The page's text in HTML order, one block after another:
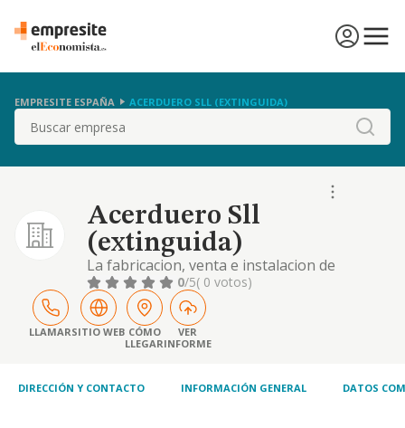
EMPRESITE ESPAÑA ACERDUERO SLL (EXTINGUIDA)
Buscar
Acerduero Sll
(extinguida)
La fabricacion, venta e instalacion de
articulos de carpinteria metalica, tales como
puertas, ventanas, marcos para puertas y
ventanas, bastidores, marquesinas, rejas,
verjas, balaustradas, muro, tabiques,
paneles, corni
0/5( 0 votos)
LLAMARSITIO WEB CÓMO
LLEGAR
VER
INFORME
DIRECCIÓN Y CONTACTO INFORMACIÓN GENERAL DATOS